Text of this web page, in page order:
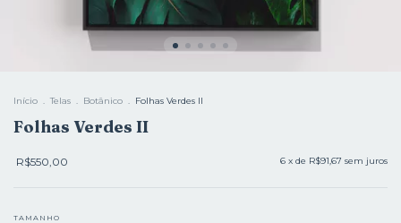
Início . Telas . Botânico . Folhas Verdes II
Folhas Verdes II
R$550,00 6 x de R$91,67 sem juros
TAMANHO